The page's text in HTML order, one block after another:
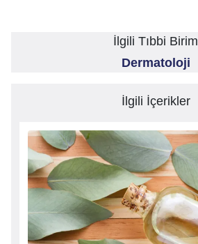
İlgili Tıbbi Birim
Dermatoloji
İlgili İçerikler